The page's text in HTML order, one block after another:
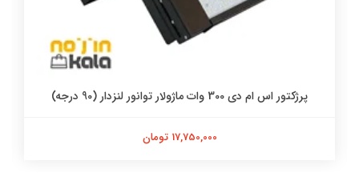
پرژکتور اس ام دی 300 وات ماژولار توانور لنزدار (90 درجه)
17,750,000 تومان